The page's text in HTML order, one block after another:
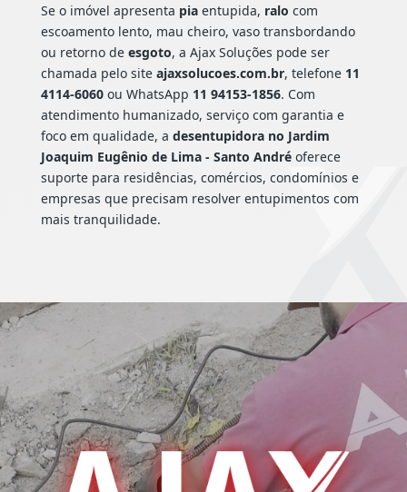
Se o imóvel apresenta piaentupida, ralo com
escoamento lento, mau cheiro, vaso transbordando
ou retorno de esgoto, a Ajax Soluções pode ser
chamada pelo site ajaxsolucoes.com.br, telefone 11
4114-6060ou WhatsApp 11 94153-1856. Com
atendimento humanizado, serviço com garantia e
foco em qualidade, a desentupidora no Jardim
Joaquim Eugênio de Lima - Santo Andréoferece
suporte para residências, comércios, condomínios e
empresas que precisam resolver entupimentos com
mais tranquilidade.